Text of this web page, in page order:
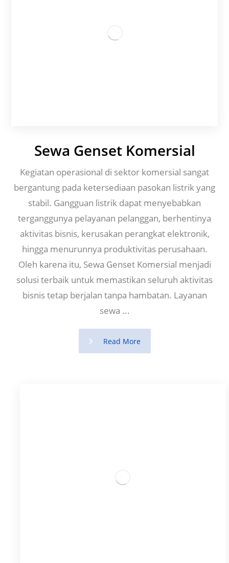
Sewa Genset Komersial
Kegiatan operasional di sektor komersial sangat
bergantung pada ketersediaan pasokan listrik yang
stabil. Gangguan listrik dapat menyebabkan
terganggunya pelayanan pelanggan, berhentinya
aktivitas bisnis, kerusakan perangkat elektronik,
hingga menurunnya produktivitas perusahaan.
Oleh karena itu, Sewa Genset Komersial menjadi
solusi terbaik untuk memastikan seluruh aktivitas
bisnis tetap berjalan tanpa hambatan. Layanan
sewa ...
Read More